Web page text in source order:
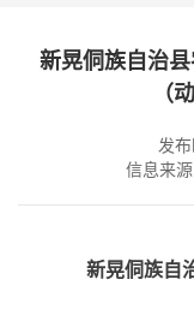
新晃侗族自治
（
发
信息来
新晃侗族自